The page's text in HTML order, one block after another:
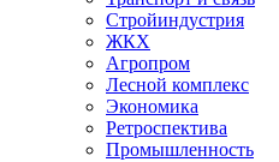
Стройиндустрия
ЖКХ
Агропром
Лесной комплекс
Экономика
Ретроспектива
Промышленность